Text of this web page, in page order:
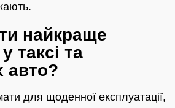
найкраще
таксі та
авто?
для щоденної експлуатації,